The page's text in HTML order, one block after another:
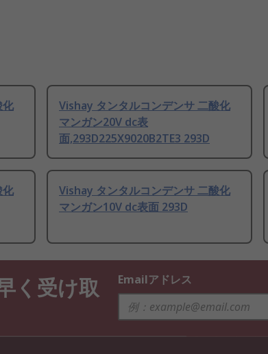
化
Vishay タンタルコンデンサ 二酸化
マンガン20V dc表
面,293D225X9020B2TE3 293D
化
Vishay タンタルコンデンサ 二酸化
マンガン10V dc表面 293D
く受け取
Emailアドレス